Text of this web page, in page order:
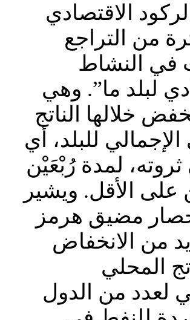
الاقتصادي
من التراجع
في النشاط
لبلد ما”. وهي
خلالها الناتج
للبلد، أي
ثروته، لمدة رُبْعَيْن
على الأقل. ويشير
مضيق هرمز
من الانخفاض
المحلي
لعدد من الدول